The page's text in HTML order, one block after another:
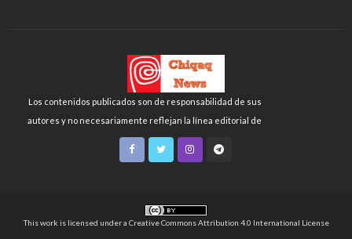
Los contenidos publicados son de responsabilidad de sus
autores y no necesariamente reflejan la línea editorial de
Chiqaq News o de la FLCH-UNMSM.
This work is licensed under a Creative Commons Attribution 4.0 International License